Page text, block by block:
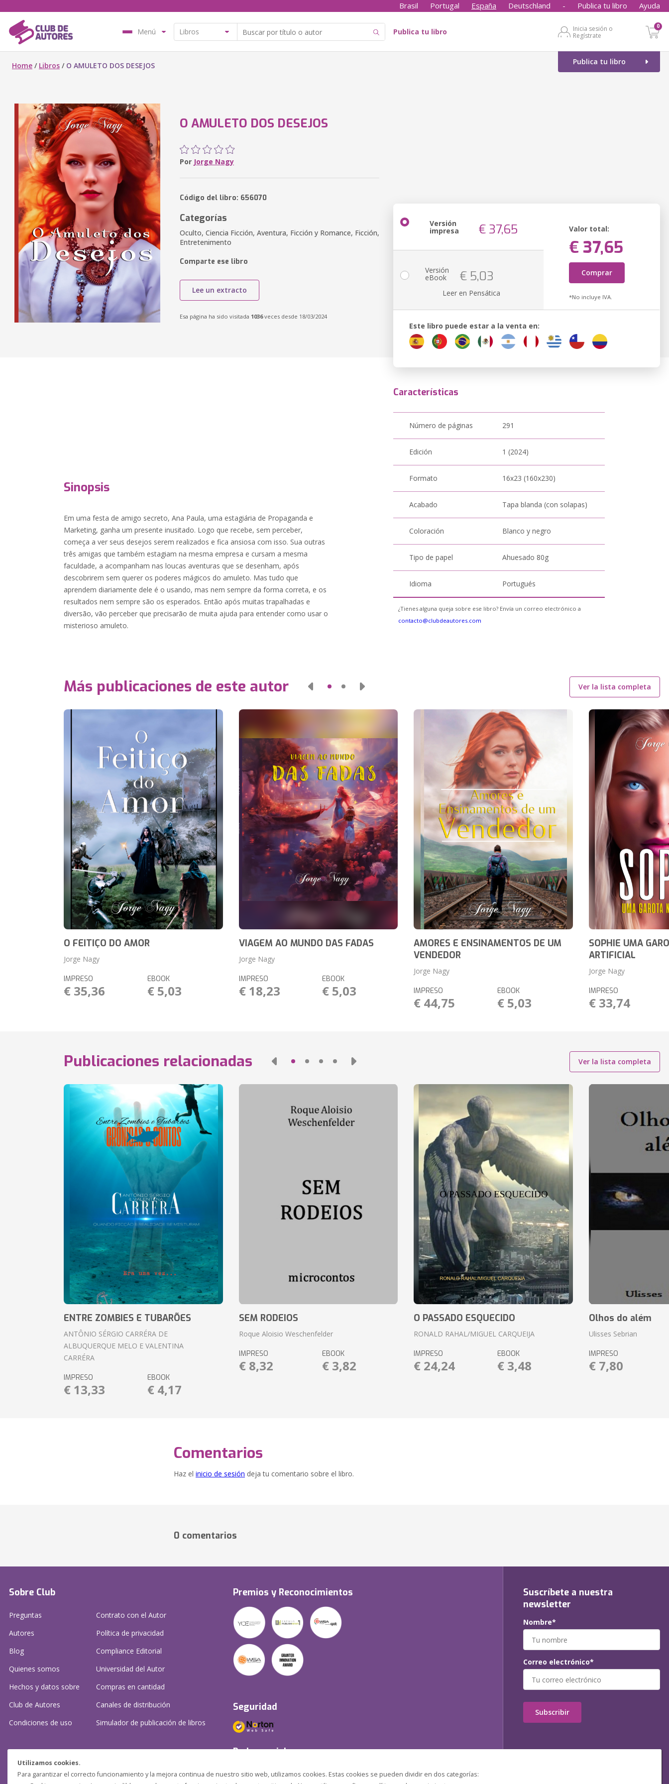
Utilizamos cookies.
Para garantizar el correcto funcionamiento y la mejora continua de nuestro sitio web, utilizamos cookies. Estas cookies se pueden dividir en dos categorías:
Brasil Portugal España Deutschland - Publica tu libro Ayuda
Menú Publica tu libro
Inicia sesión o
Regístrate
0
Publica tu libro
Home / Libros / O AMULETO DOS DESEJOS
O AMULETO DOS DESEJOS
Por Jorge Nagy
Código del libro: 656070
Categorías
Oculto, Ciencia Ficción, Aventura, Ficción y Romance, Ficción,
Entretenimento
Comparte ese libro
Lee un extracto
Esa página ha sido visitada 1036veces desde 18/03/2024
Versión
impresa € 37,65 Valor total:
€ 37,65
Comprar
*No incluye IVA.
Versión
eBook € 5,03
Leer en Pensática
Este libro puede estar a la venta en:
Sinopsis
Em uma festa de amigo secreto, Ana Paula, uma estagiária de Propaganda e
Marketing, ganha um presente inusitado. Logo que recebe, sem perceber,
começa a ver seus desejos serem realizados e fica ansiosa com isso. Sua outras
três amigas que também estagiam na mesma empresa e cursam a mesma
faculdade, a acompanham nas loucas aventuras que se desenham, após
descobrirem sem querer os poderes mágicos do amuleto. Mas tudo que
aprendem diariamente dele é o usando, mas nem sempre da forma correta, e os
resultados nem sempre são os esperados. Então após muitas trapalhadas e
diversão, vão perceber que precisarão de muita ajuda para entender como usar o
misterioso amuleto.
Características
Número de páginas 291
Edición 1 (2024)
Formato 16x23 (160x230)
Acabado Tapa blanda (con solapas)
Coloración Blanco y negro
Tipo de papel Ahuesado 80g
Idioma Portugués
¿Tienes alguna queja sobre ese libro? Envía un correo electrónico a
contacto@clubdeautores.com
Más publicaciones de este autor Ver la lista completa
O FEITIÇO DO AMOR
Jorge Nagy
IMPRESO
€ 35,36
EBOOK
€ 5,03
VIAGEM AO MUNDO DAS FADAS
Jorge Nagy
IMPRESO
€ 18,23
EBOOK
€ 5,03
AMORES E ENSINAMENTOS DE UM
VENDEDOR
Jorge Nagy
IMPRESO
€ 44,75
EBOOK
€ 5,03
SOPHIE UMA
ARTIFICIAL
Jorge Nagy
IMPRESO
€ 33,74
Publicaciones relacionadas Ver la lista completa
ENTRE ZOMBIES E TUBARÕES
ANTÔNIO SÉRGIO CARRÉRA DE
ALBUQUERQUE MELO E VALENTINA
CARRÉRA
IMPRESO
€ 13,33
EBOOK
€ 4,17
SEM RODEIOS
Roque Aloisio Weschenfelder
IMPRESO
€ 8,32
EBOOK
€ 3,82
O PASSADO ESQUECIDO
RONALD RAHAL/MIGUEL CARQUEIJA
IMPRESO
€ 24,24
EBOOK
€ 3,48
Olhos do além
Ulisses Sebrian
IMPRESO
€ 7,80
Comentarios
Haz el inicio de sesión deja tu comentario sobre el libro.
0 comentarios
Sobre Club
Preguntas
Autores
Blog
Quienes somos
Hechos y datos sobre
Club de Autores
Condiciones de uso
Contrato con el Autor
Política de privacidad
Compliance Editorial
Universidad del Autor
Compras en cantidad
Canales de distribución
Simulador de publicación de libros
¿Necesitas ayuda?
Preguntas frecuentes
Premios y Reconocimientos
Seguridad
Redes sociales
Suscríbete a nuestra
newsletter
Nombre*
Correo electrónico*
Subscribir